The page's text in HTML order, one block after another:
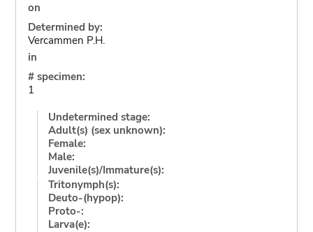
on
Determined by:
Vercammen P.H.
in
# specimen:
1
Undetermined stage:
Adult(s) (sex unknown):
Female:
Male:
Juvenile(s)/Immature(s):
Tritonymph(s):
Deuto-(hypop):
Proto-:
Larva(e):